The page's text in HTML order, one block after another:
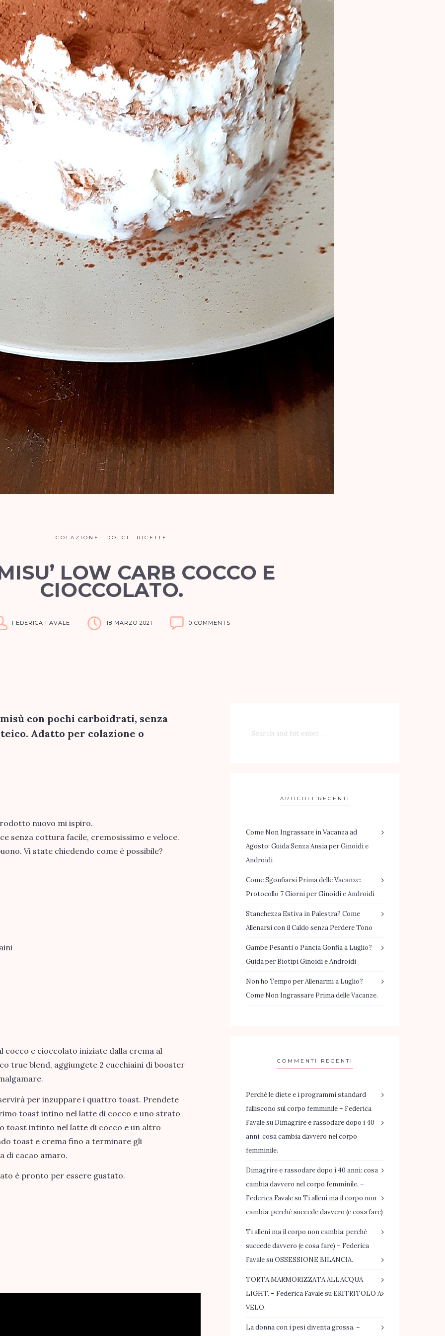
COLAZIONE DOLCI RICETTE
LOW CARB COCCO E
CIOCCOLATO.
FEDERICA FAVALE 18 MARZO 2021 0 COMMENTS
con pochi carboidrati, senza
Adatto per colazione o
nuovo mi ispiro.
senza cottura facile, cremosissimo e veloce.
Vi state chiedendo come è possibile?
e cioccolato iniziate dalla crema al
true blend, aggiungete 2 cucchiaini di booster
per inzuppare i quattro toast. Prendete
toast intino nel latte di cocco e uno strato
toast intinto nel latte di cocco e un altro
toast e crema fino a terminare gli
di cacao amaro.
è pronto per essere gustato.
ARTICOLI RECENTI
Come Non Ingrassare in Vacanza ad
Agosto: Guida Senza Ansia per Ginoidi e
Androidi
Come Sgonfiarsi Prima delle Vacanze:
Protocollo 7 Giorni per Ginoidi e Androidi
Stanchezza Estiva in Palestra? Come
Allenarsi con il Caldo senza Perdere Tono
Gambe Pesanti o Pancia Gonfia a Luglio?
Guida per Biotipi Ginoidi e Androidi
Non ho Tempo per Allenarmi a Luglio?
Come Non Ingrassare Prima delle Vacanze.
COMMENTI RECENTI
Perché le diete e i programmi standard
falliscono sul corpo femminile – Federica
Favalesu Dimagrire e rassodare dopo i 40
anni: cosa cambia davvero nel corpo
femminile.
Dimagrire e rassodare dopo i 40 anni: cosa
cambia davvero nel corpo femminile. –
Federica FavalesuTi alleni ma il corpo non
cambia: perché succede davvero (e cosa fare)
Ti alleni ma il corpo non cambia: perché
succede davvero (e cosa fare) – Federica
FavalesuOSSESSIONE BILANCIA.
TORTA MARMORIZZATA ALL’ACQUA
LIGHT. – Federica Favalesu ERITRITOLO A
VELO.
La donna con i pesi diventa grossa. –